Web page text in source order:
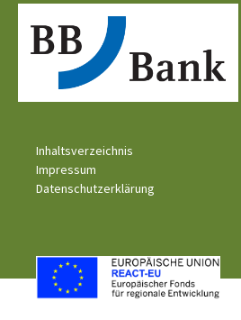
Inhaltsverzeichnis
Impressum
Datenschutzerklärung